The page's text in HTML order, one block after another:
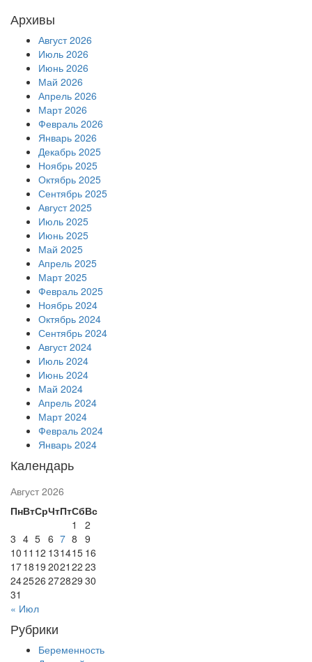
Архивы
Август 2026
Июль 2026
Июнь 2026
Май 2026
Апрель 2026
Март 2026
Февраль 2026
Январь 2026
Декабрь 2025
Ноябрь 2025
Октябрь 2025
Сентябрь 2025
Август 2025
Июль 2025
Июнь 2025
Май 2025
Апрель 2025
Март 2025
Февраль 2025
Ноябрь 2024
Октябрь 2024
Сентябрь 2024
Август 2024
Июль 2024
Июнь 2024
Май 2024
Апрель 2024
Март 2024
Февраль 2024
Январь 2024
Календарь
Август 2026
ПнВтСрЧтПтСбВс
1
2
3 4 5 6 7 8 9
10 11 12 131415 16
171819 2021 22 23
242526 272829 30
31
« Июл
Рубрики
Беременность